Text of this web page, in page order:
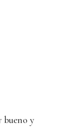
bueno y